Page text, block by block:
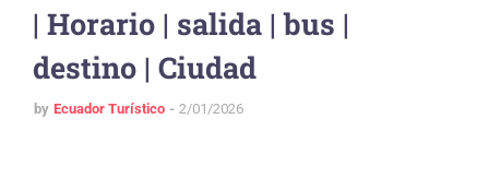
| Horario | salida | bus |
destino | Ciudad
by Ecuador Turístico 2/01/2026